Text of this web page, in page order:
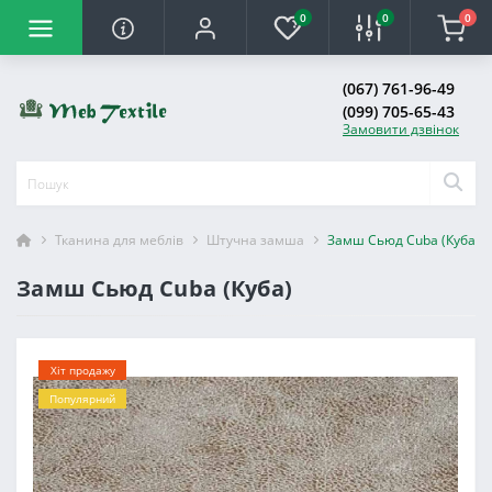
0 0 0
(067) 761-96-49
(099) 705-65-43
Замовити дзвінок
Тканина для меблів Штучна замша Замш Сьюд Cuba (Куба)
Замш Сьюд Cuba (Куба)
Хіт продажу
Популярний